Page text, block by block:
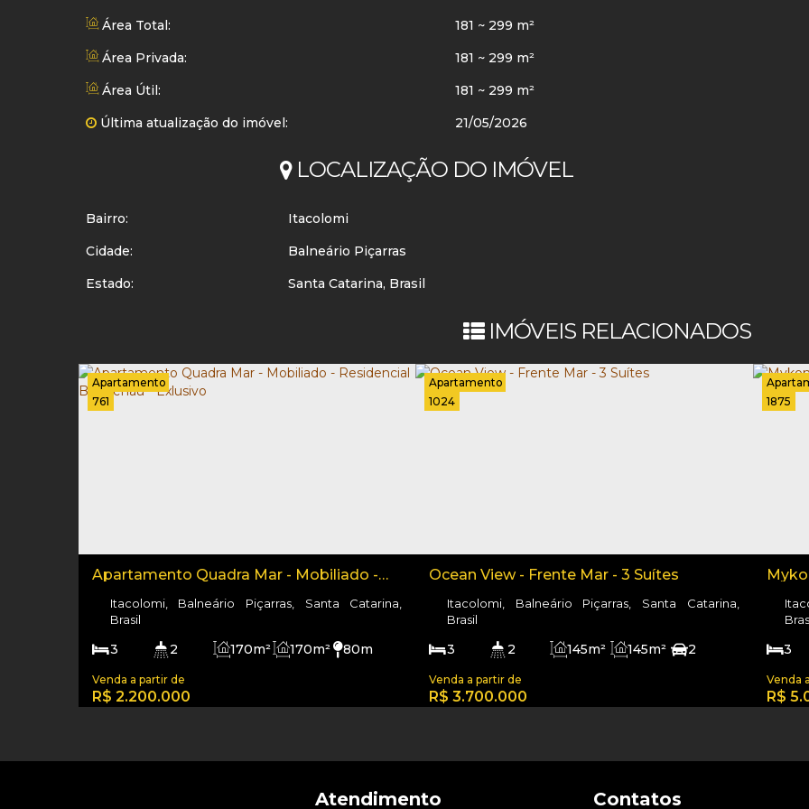
Área Total:
181 ~ 299 m²
Área Privada:
181 ~ 299 m²
Área Útil:
181 ~ 299 m²
Última atualização do imóvel:
21/05/2026
LOCALIZAÇÃO DO IMÓVEL
Bairro:
Itacolomi
Cidade:
Balneário Piçarras
Estado:
Santa Catarina, Brasil
IMÓVEIS RELACIONADOS
Apartamento Quadra Mar - Mobiliado -
761
Apartamento
R$ 2.200.000
Itacolomi, Balneário Piçarras, Santa Catarina,
Brasil
3 2 170m² 170m²
80m
Ocean View - Frente Mar - 3 Suítes
1024
Apartamento
R$ 3.700.000
Itacolomi, Balneário Piçarras, Santa Catarina,
Brasil
3 2 145m² 145m²
2
1875
R$
3